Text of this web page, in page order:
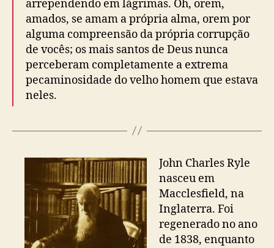
arrependendo em lágrimas. Oh, orem,
amados, se amam a própria alma, orem por
alguma compreensão da própria corrupção
de vocês; os mais santos de Deus nunca
perceberam completamente a extrema
pecaminosidade do velho homem que estava
neles.
John Charles Ryle
nasceu em
Macclesfield, na
Inglaterra. Foi
regenerado no ano
de 1838, enquanto